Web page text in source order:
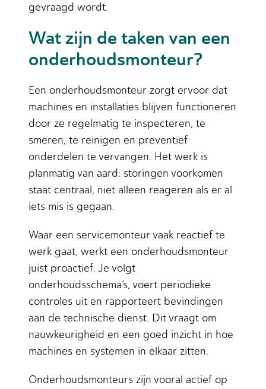
gevraagd wordt.
Wat zijn de taken van een
onderhoudsmonteur?
Een onderhoudsmonteur zorgt ervoor dat
machines en installaties blijven functioneren
door ze regelmatig te inspecteren, te
smeren, te reinigen en preventief
onderdelen te vervangen. Het werk is
planmatig van aard: storingen voorkomen
staat centraal, niet alleen reageren als er al
iets mis is gegaan.
Waar een servicemonteur vaak reactief te
werk gaat, werkt een onderhoudsmonteur
juist proactief. Je volgt
onderhoudsschema’s, voert periodieke
controles uit en rapporteert bevindingen
aan de technische dienst. Dit vraagt om
nauwkeurigheid en een goed inzicht in hoe
machines en systemen in elkaar zitten.
Onderhoudsmonteurs zijn vooral actief op